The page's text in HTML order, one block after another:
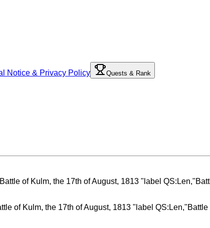
Notice & Privacy Policy Quests & Rank
of Kulm, the 17th of August, 1813 "label